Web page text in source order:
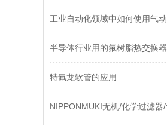
半导体行业用的氟树脂热交换器
​特氟龙软管的应用